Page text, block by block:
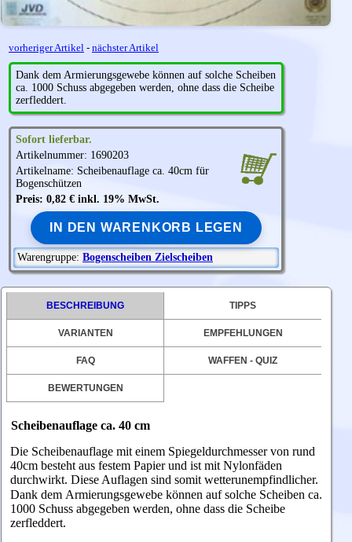
vorheriger Artikel - nächster Artikel
Dank dem Armierungsgewebe können auf solche Scheiben
ca. 1000 Schuss abgegeben werden, ohne dass die Scheibe
zerfleddert.
Sofort lieferbar.
Artikelnummer: 1690203
Artikelname: Scheibenauflage ca. 40cm für
Bogenschützen
Preis: 0,82 € inkl. 19% MwSt.
IN DEN WARENKORB LEGEN
Warengruppe: Bogenscheiben Zielscheiben
BESCHREIBUNG TIPPS
VARIANTEN EMPFEHLUNGEN
FAQ WAFFEN - QUIZ
BEWERTUNGEN
Scheibenauflage ca. 40 cm
Die Scheibenauflage mit einem Spiegeldurchmesser von rund
40cm besteht aus festem Papier und ist mit Nylonfäden
durchwirkt. Diese Auflagen sind somit wetterunempfindlicher.
Dank dem Armierungsgewebe können auf solche Scheiben ca.
1000 Schuss abgegeben werden, ohne dass die Scheibe
zerfleddert.